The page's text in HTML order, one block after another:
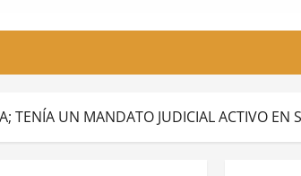
TENÍA UN MANDATO JUDICIAL ACTIVO EN